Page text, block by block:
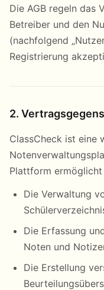
Die AGB regeln das
Betreiber und den
(nachfolgend
Registrierung
2.
ClassCheck ist eine
Plattform ermöglicht
Die Verwaltung
Die Erfassung
Noten und
Die Erstellung